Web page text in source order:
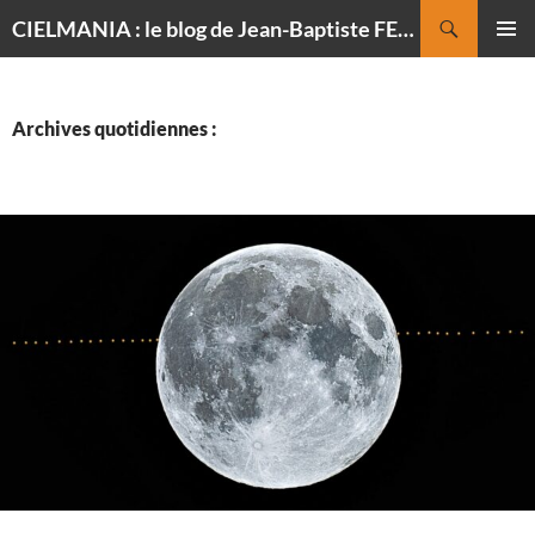
CIELMANIA : le blog de Jean-Baptiste FELDMANN, photographe du ciel
Archives quotidiennes :